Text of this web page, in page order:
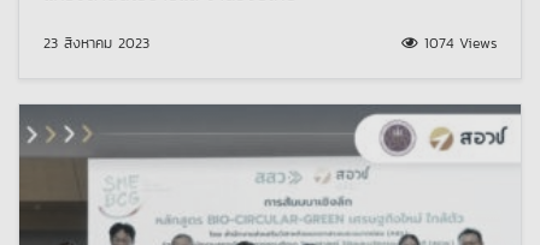
23 สิงหาคม 2023 1074 Views